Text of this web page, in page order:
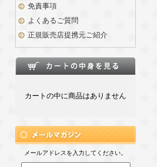
免責事項
よくあるご質問
正規販売店提携元ご紹介
カートの中に商品はありません
メールアドレスを入力してください。